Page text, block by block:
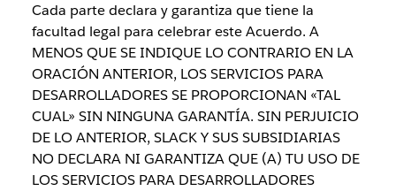
Cada parte declara y garantiza que tiene la
facultad legal para celebrar este Acuerdo. A
MENOS QUE SE INDIQUE LO CONTRARIO EN LA
ORACIÓN ANTERIOR, LOS SERVICIOS PARA
DESARROLLADORES SE PROPORCIONAN «TAL
CUAL» SIN NINGUNA GARANTÍA. SIN PERJUICIO
DE LO ANTERIOR, SLACK Y SUS SUBSIDIARIAS
NO DECLARA NI GARANTIZA QUE (A) TU USO DE
LOS SERVICIOS PARA DESARROLLADORES